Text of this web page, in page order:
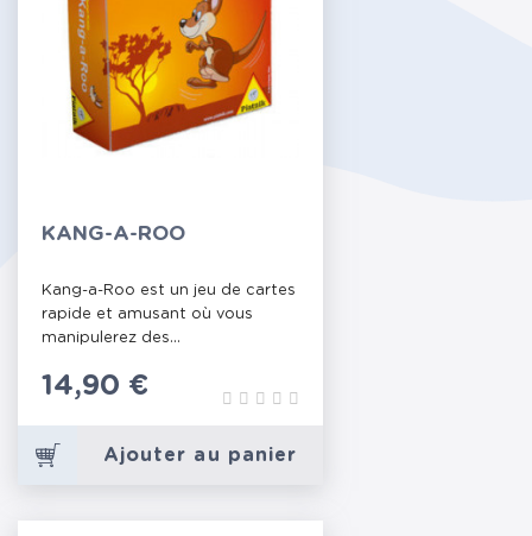
KANG-A-ROO
Kang-a-Roo est un jeu de cartes
rapide et amusant où vous
manipulerez des...
Prix
14,90 €
Ajouter au panier